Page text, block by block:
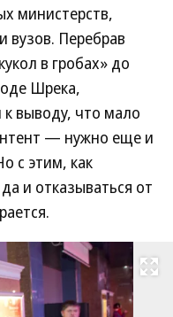
министерств,
вузов. Перебрав
в гробах» до
Шрека,
к выводу, что мало
— нужно еще и
с этим, как
и отказываться от
Развернуть